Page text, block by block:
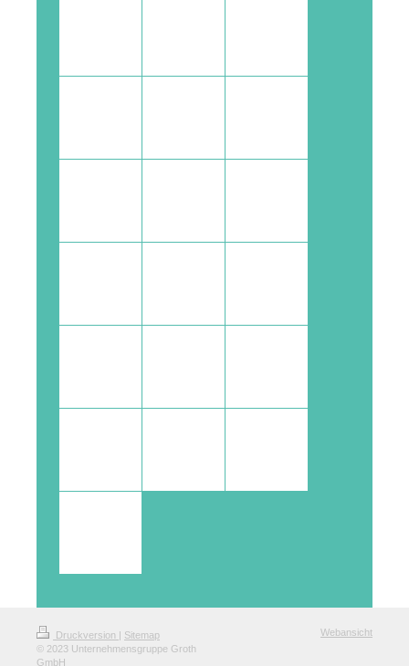
Druckversion | Sitemap
© 2023 Unternehmensgruppe Groth
GmbH
Webansicht